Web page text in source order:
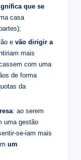
que se
casa
e vão dirigir a
mais
com uma
de forma
da
: ao serem
uma gestão
se-iam mais
um